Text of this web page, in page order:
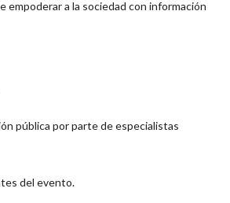
empoderar a la sociedad con información
pública por parte de especialistas
del evento.